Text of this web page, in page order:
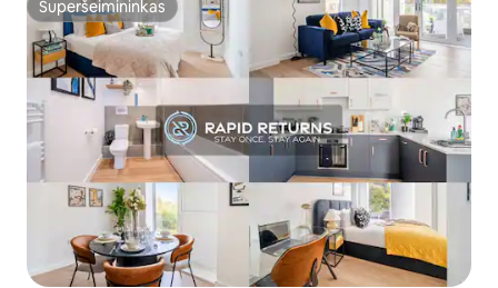
Superšeimininkas
Superšeimininkas